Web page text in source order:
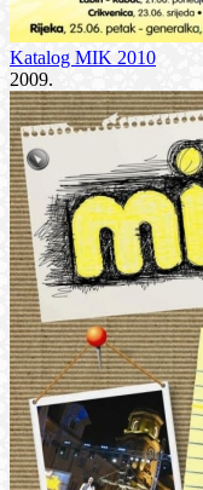
Katalog MIK 2010
2009.